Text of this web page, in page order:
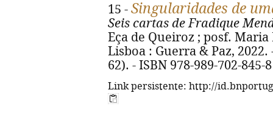
15 - Singularidades de
Seis cartas de Fradique
Eça de Queiroz ; posf.
Lisboa : Guerra & Paz, 2022.
62). - ISBN 978-989-702-845-8
Link persistente: http://